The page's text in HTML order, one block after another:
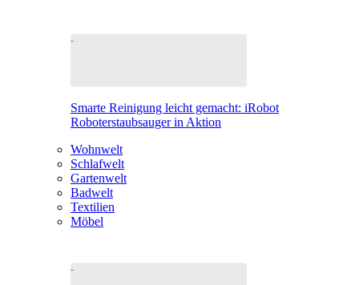
Smarte Reinigung leicht gemacht: iRobot
Roboterstaubsauger in Aktion
Wohnwelt
Schlafwelt
Gartenwelt
Badwelt
Textilien
Möbel